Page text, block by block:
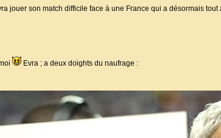
jouer son match difficile face à une France qui a désormais tout
Evra ; a deux doights du naufrage :